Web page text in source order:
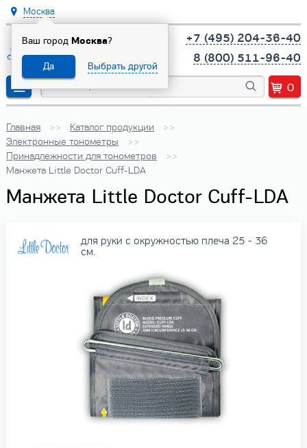
Москва
Ваш город Москва?
Да Выбрать другой
+7 (495) 204-36-40
8 (800) 511-96-40
0
Главная
Каталог продукции
Электронные тонометры
Принадлежности для тонометров
Манжета Little Doctor Cuff-LDA
Манжета Little Doctor Cuff-LDA
для руки с окружностью плеча 25 - 36
см.